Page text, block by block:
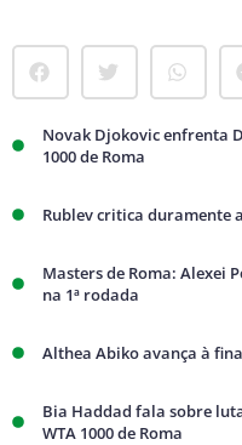
Novak Djokovic enfrenta
1000 de Roma
Rublev critica duramente
Masters de Roma: Alexei
na 1ª rodada
Althea Abiko avança à
Bia Haddad fala sobre
WTA 1000 de Roma